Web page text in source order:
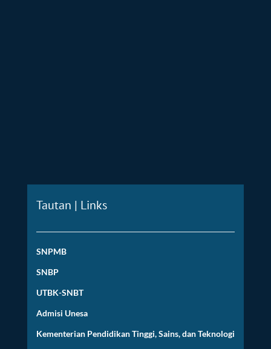
Tautan | Links
SNPMB
SNBP
UTBK-SNBT
Admisi Unesa
Kementerian Pendidikan Tinggi, Sains, dan Teknologi